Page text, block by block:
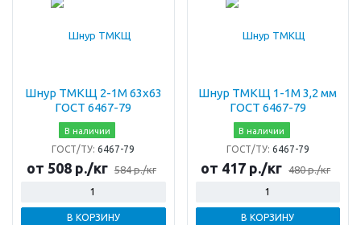
Шнур ТМКЩ 2-1М 63х63
ГОСТ 6467-79
В наличии
ГОСТ/ТУ:6467-79
от 508 р./кг 584 р./кг
В КОРЗИНУ
Шнур ТМКЩ 1-1М 3,2 мм
ГОСТ 6467-79
В наличии
ГОСТ/ТУ: 6467-79
от 417 р./кг 480 р./кг
В КОРЗИНУ